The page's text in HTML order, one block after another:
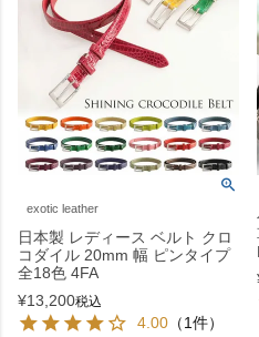
exotic leather
日本製 レディース ベルト クロ
コダイル 20mm 幅 ピンタイプ
全18色 4FA
¥13,200税込
4.00 （1件）